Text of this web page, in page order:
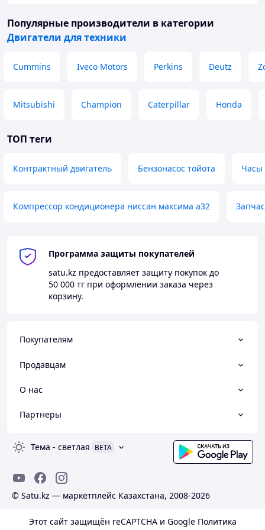
Популярные производители в категории
Двигатели для техники
Cummins Iveco Motors Perkins Deutz
Mitsubishi Champion Caterpillar Honda
ТОП теги
Контрактный двигатель Бензонасос тойота Часы
Компрессор кондиционера ниссан максима а32
Программа защиты покупателей
satu.kz предоставляет защиту покупок до
50 000 тг при оформлении заказа через
корзину.
Покупателям
Продавцам
О нас
Партнеры
Тема - светлая BETA
© Satu.kz — маркетплейс Казахстана, 2008-2026
Этот сайт защищён reCAPTCHA и Google Политика